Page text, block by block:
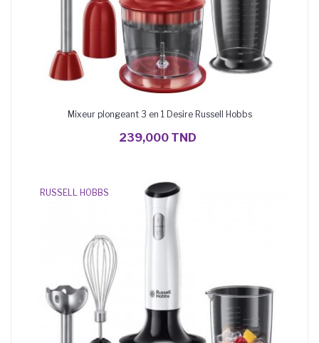
Mixeur plongeant 3 en 1 Desire Russell Hobbs
239,000 TND
RUSSELL HOBBS